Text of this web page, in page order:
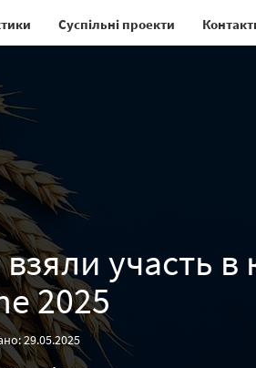
Суспільні проекти
участь в
2025
29.05.2025